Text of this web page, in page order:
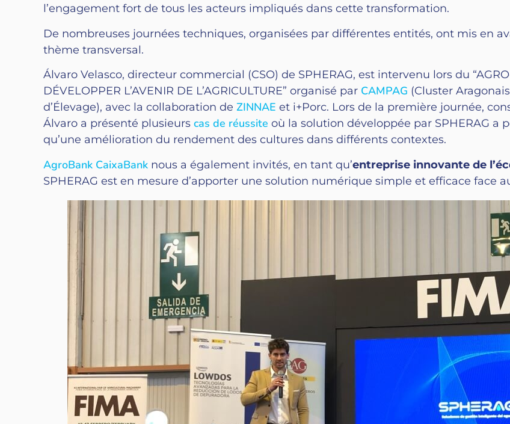
l’engagement fort de tous les acteurs impliqués dans cette transformation.
De nombreuses journées techniques, organisées par différentes entités, ont mis en
thème transversal.
Álvaro Velasco, directeur commercial (CSO) de SPHERAG, est intervenu lors du
DÉVELOPPER L’AVENIR DE L’AGRICULTURE” organisé par CAMPAG (Cluster
d’Élevage), avec la collaboration de ZINNAE et i+Porc. Lors de la première journée,
Álvaro a présenté plusieurs cas de réussite où la solution développée par SPHERAG a
qu’une amélioration du rendement des cultures dans différents contextes.
AgroBank CaixaBank nous a également invités, en tant qu’entreprise innovante de
SPHERAG est en mesure d’apporter une solution numérique simple et efficace face